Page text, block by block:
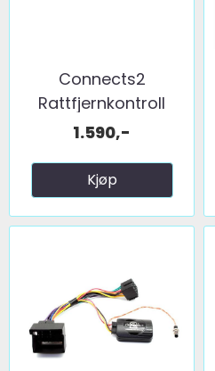
Connects2
Rattfjernkontroll
interface ...
1.590,-
Kjøp